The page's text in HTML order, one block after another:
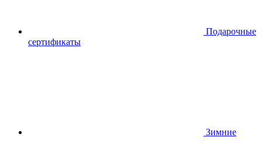
Подарочные
сертификаты
Зимние